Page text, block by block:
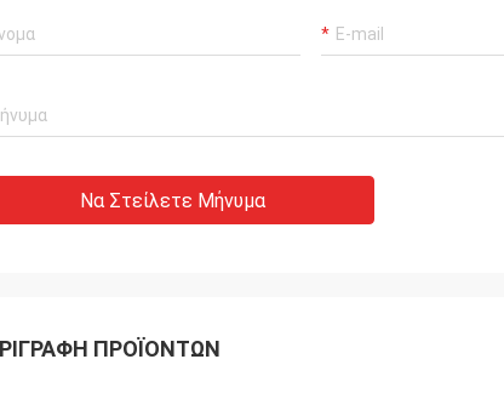
Να Στείλετε Μήνυμα
ΠΡΟΪΌΝΤΩΝ